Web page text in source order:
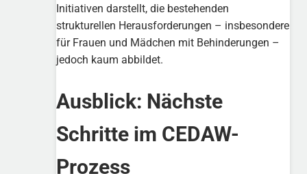
Initiativen darstellt, die bestehenden
strukturellen Herausforderungen – insbesondere
für Frauen und Mädchen mit Behinderungen –
jedoch kaum abbildet.
Ausblick: Nächste
Schritte im CEDAW-
Prozess